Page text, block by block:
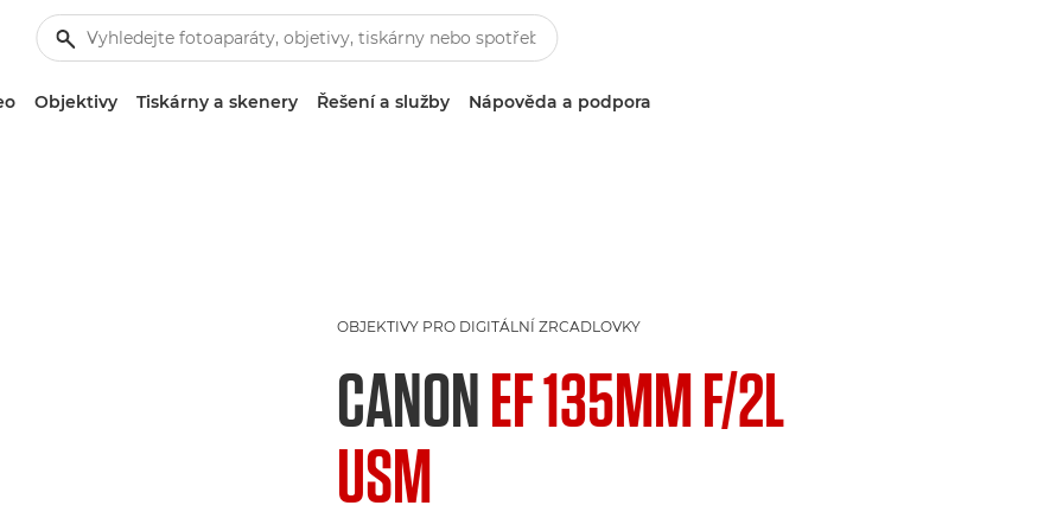
Objektivy Tiskárny a skenery Řešení a služby Nápověda a podpora
OBJEKTIVY PRO DIGITÁLNÍ ZRCADLOVKY
CANONEF 135MM F/2L
USM